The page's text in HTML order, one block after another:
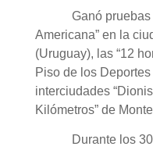
Ganó pruebas
Americana” en la
(Uruguay), las “12
Piso de los
interciudades
Kilómetros” de
Durante los